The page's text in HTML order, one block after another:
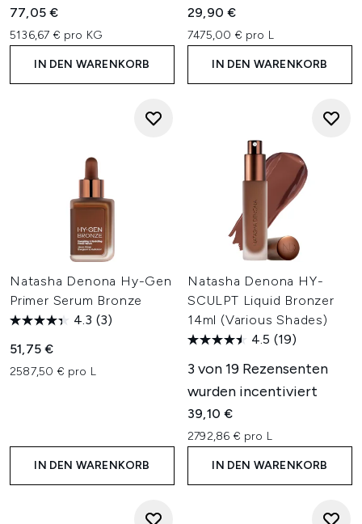
77,05 €
5136,67 € pro KG
IN DEN WARENKORB
29,90 €
7475,00 € pro L
IN DEN WARENKORB
Natasha Denona Hy-Gen
Primer Serum Bronze
4.3 (3)
51,75 €
2587,50 € pro L
IN DEN WARENKORB
Natasha Denona HY-
SCULPT Liquid Bronzer
14ml (Various Shades)
4.5 (19)
3 von 19 Rezensenten
wurden incentiviert
39,10 €
2792,86 € pro L
IN DEN WARENKORB